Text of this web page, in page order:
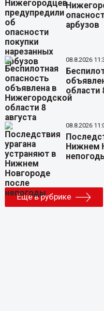
арбузов
08.8.2026
области
08.8.2026
Нижнем
Еще в рубрике